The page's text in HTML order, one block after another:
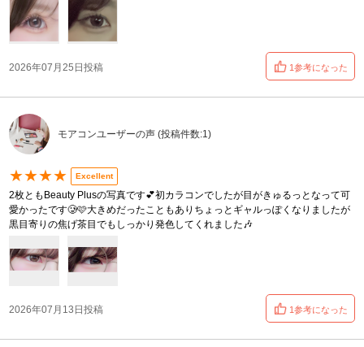
2026年07月25日投稿 1参考になった
モアコンユーザーの声 (投稿件数:1)
★★★★ Excellent
2枚ともBeauty Plusの写真です💕初カラコンでしたが目がきゅるっとなって可
愛かったです‪🥲‎🩷️大きめだったこともありちょっとギャルっぽくなりましたが
黒目寄りの焦げ茶目でもしっかり発色してくれました🎶
2026年07月13日投稿 1参考になった